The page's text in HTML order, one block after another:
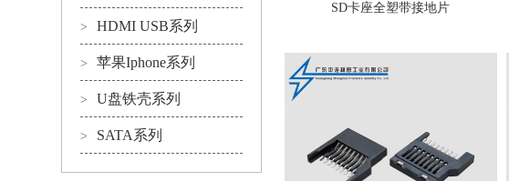
> HDMI USB系列
> 苹果Iphone系列
> U盘铁壳系列
> SATA系列
SD卡座全塑带接地片